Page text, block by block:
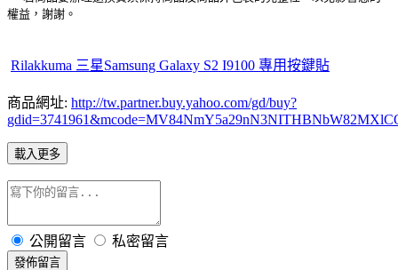
權益，謝謝。
Rilakkuma 三星Samsung Galaxy S2 I9100 專用按鍵貼
商品網址: http://tw.partner.buy.yahoo.com/gd/buy?
載入更多
公開留言 私密留言
發佈留言